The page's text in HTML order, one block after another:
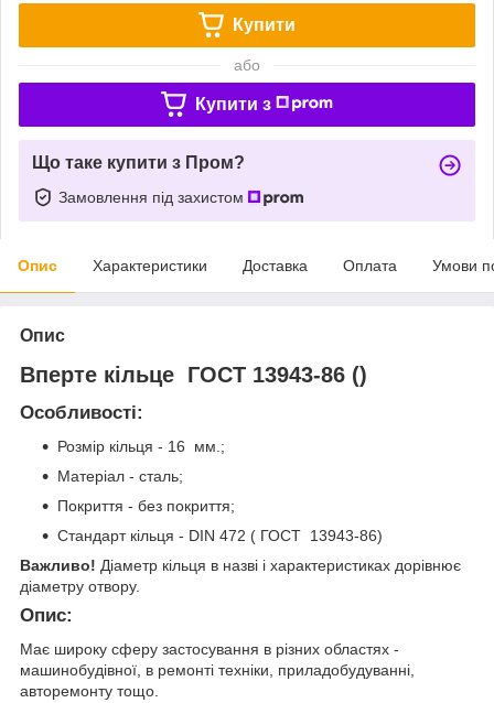
Купити
або
Купити з
Що таке купити з Пром?
Замовлення під захистом
Опис Характеристики Доставка Оплата Умови
Опис
Вперте кільце ГОСТ 13943-86 ()
Особливості:
Розмір кільця - 16 мм.;
Матеріал - сталь;
Покриття - без покриття;
Стандарт кільця - DIN 472 ( ГОСТ 13943-86)
Важливо! Діаметр кільця в назві і характеристиках дорівнює
діаметру отвору.
Опис:
Має широку сферу застосування в різних областях -
машинобудівної, в ремонті техніки, приладобудуванні,
авторемонту тощо.